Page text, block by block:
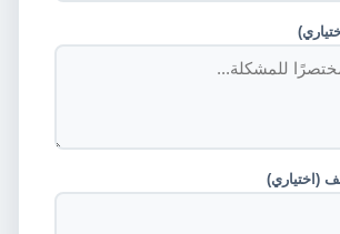
(اختياري)